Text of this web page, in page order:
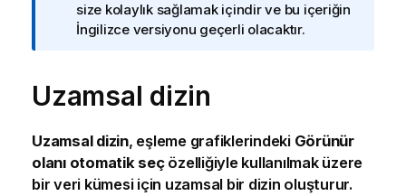
size kolaylık sağlamak içindir ve bu içeriğin
İngilizce versiyonu geçerli olacaktır.
Uzamsal dizin
Uzamsal dizin, eşleme grafiklerindeki Görünür
olanı otomatik seçözelliğiyle kullanılmak üzere
bir veri kümesi için uzamsal bir dizin oluşturur.